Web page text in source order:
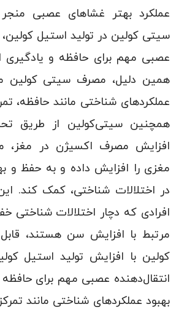
عملکرد بهتر غشاهای عصبی
سیتی کولین در تولید استیل
عصبی مهم برای حافظه و
همین دلیل، مصرف سیتی کولین
عملکردهای شناختی مانند حافظه،
افزایش مصرف اکسیژن در مغز،
مغزی را افزایش داده و به حفظ و
در اختلالات شناختی، کمک کند.
افرادی که دچار اختلالات شناختی
مرتبط با افزایش سن هستند،
کولین با افزایش تولید استیل
انتقال‌دهنده عصبی مهم برای
بهبود عملکردهای شناختی مانند